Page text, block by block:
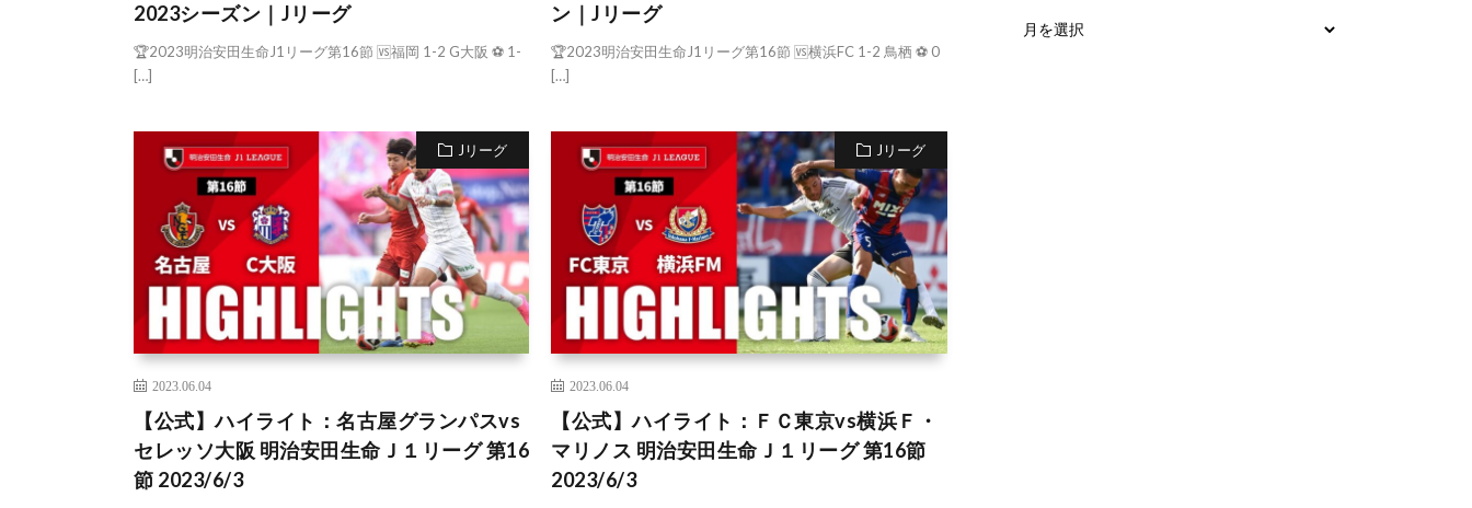
2023シーズン｜Jリーグ
🏆2023明治安田生命J1リーグ第16節 🆚福岡 1-2 G大阪 ⚽ 1-
[…]
ン｜Jリーグ
🏆2023明治安田生命J1リーグ第16節 🆚横浜FC 1-2 鳥栖 ⚽ 0
[…]
Jリーグ
2023.06.04
【公式】ハイライト：名古屋グランパスvs
セレッソ大阪 明治安田生命Ｊ１リーグ 第16
節 2023/6/3
Jリーグ
2023.06.04
【公式】ハイライト：ＦＣ東京vs横浜Ｆ・
マリノス 明治安田生命Ｊ１リーグ 第16節
2023/6/3